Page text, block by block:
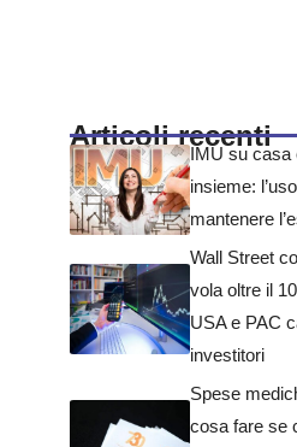
Articoli recenti
IMU su casa
insieme:
mantenere
Wall Street
vola oltre il
USA e PAC
investitori
Spese
cosa fare se